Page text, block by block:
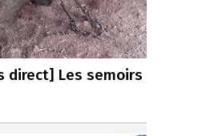
direct] Les semoirs